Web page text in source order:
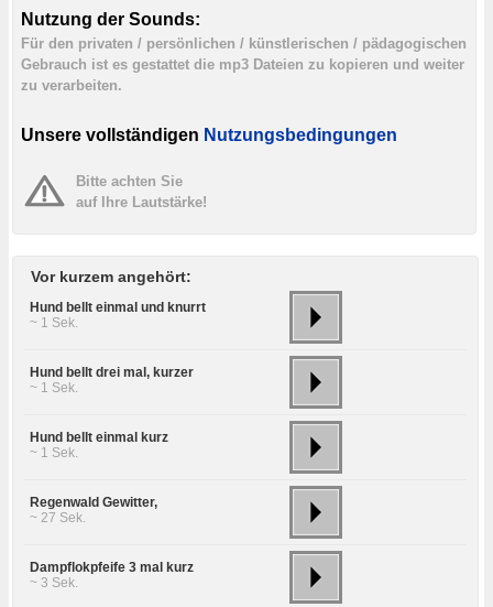
Nutzung der Sounds:
Für den privaten / persönlichen / künstlerischen / pädagogischen
Gebrauch ist es gestattet die mp3 Dateien zu kopieren und weiter
zu verarbeiten.
Unsere vollständigen Nutzungsbedingungen
Bitte achten Sie
auf Ihre Lautstärke!
Vor kurzem angehört:
Hund bellt einmal und knurrt
~ 1 Sek.
Hund bellt drei mal, kurzer
~ 1 Sek.
Hund bellt einmal kurz
~ 1 Sek.
Regenwald Gewitter,
~ 27 Sek.
Dampflokpfeife 3 mal kurz
~ 3 Sek.